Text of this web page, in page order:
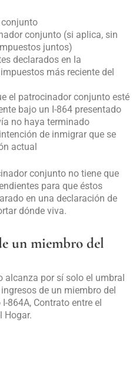
conjunto (si aplica, sin
juntos)
declarados en la
más reciente del
el patrocinador conjunto esté
bajo un I-864 presentado
no haya terminado
de inmigrar que se
actual
conjunto no tiene que
para que éstos
en una declaración de
dónde viva.
un miembro del
por sí solo el umbral
de un miembro del
864A, Contrato entre el
Hogar.